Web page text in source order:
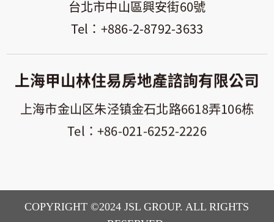
台北市中山區興安街60號
+886-2-8792-3633
上海甲山林住易房地產諮詢有限公司
上海市金山区朱泾镇金石北路6618弄106栋
+86-021-6252-2226
COPYRIGHT ©2024 JSL GROUP. ALL RIGHTS